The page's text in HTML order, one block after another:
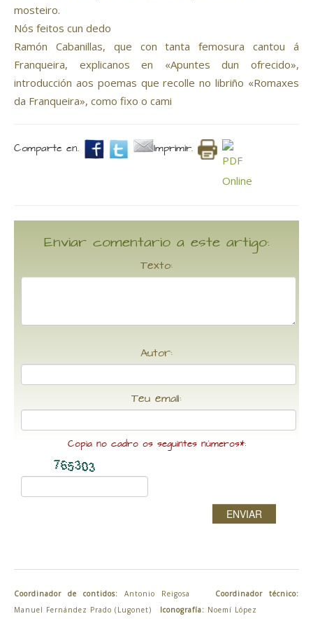
mosteiro.
Nós feitos cun dedo
Ramón Cabanillas, que con tanta femosura cantou á
Franqueira, explicanos en «Apuntes dun ofrecido»,
introducción aos poemas que recolle no libriño «Romaxes
da Franqueira», como fixo o cami
Comparte en. Imprimir.
Enviar comentario a este artigo:
Texto:
Autor:
Teu email:
Copia no cadro os seguintes números*:
ENVIAR
Coordinador de contidos: Antonio Reigosa Coordinador técnico:
Manuel Fernández Prado (Lugonet) Iconografía: Noemí López